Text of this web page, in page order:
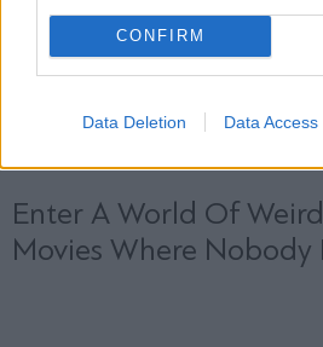
CONFIRM
Data Deletion Data Access